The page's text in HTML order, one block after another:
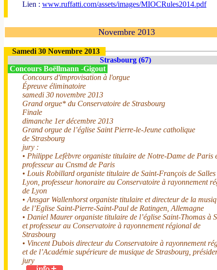
Lien : www.ruffatti.com/assets/images/MIOCRules2014.pdf
Novembre 2013
Samedi 30 Novembre 2013
Strasbourg (67)
Concours Boëllmann -Gigout
Concours d'improvisation à l'orgue
Épreuve éliminatoire
samedi 30 novembre 2013
Grand orgue* du Conservatoire de Strasbourg
Finale
dimanche 1er décembre 2013
Grand orgue de l’église Saint Pierre-le-Jeune catholique
de Strasbourg
jury :
• Philippe Lefèbvre organiste titulaire de Notre-Dame de Paris
professeur au Cnsmd de Paris
• Louis Robillard organiste titulaire de Saint-François de Salles
Lyon, professeur honoraire au Conservatoire à rayonnement
de Lyon
• Ansgar Wallenhorst organiste titulaire et directeur de la
de l’Eglise Saint-Pierre-Saint-Paul de Ratingen, Allemagne
• Daniel Maurer organiste titulaire de l’église Saint-Thomas à
et professeur au Conservatoire à rayonnement régional de
Strasbourg
• Vincent Dubois directeur du Conservatoire à rayonnement
et de l’Académie supérieure de musique de Strasbourg,
jury